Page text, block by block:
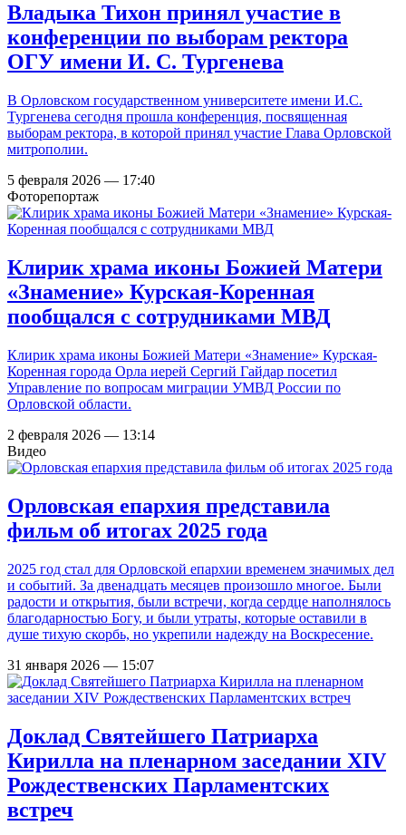
Владыка Тихон принял участие в
конференции по выборам ректора
ОГУ имени И. С. Тургенева
В Орловском государственном университете имени И.С.
Тургенева сегодня прошла конференция, посвященная
выборам ректора, в которой принял участие Глава Орловской
митрополии.
5 февраля 2026 — 17:40
Фоторепортаж
Клирик храма иконы Божией Матери
«Знамение» Курская-Коренная
пообщался с сотрудниками МВД
Клирик храма иконы Божией Матери «Знамение» Курская-
Коренная города Орла иерей Сергий Гайдар посетил
Управление по вопросам миграции УМВД России по
Орловской области.
2 февраля 2026 — 13:14
Видео
Орловская епархия представила
фильм об итогах 2025 года
2025 год стал для Орловской епархии временем значимых дел
и событий. За двенадцать месяцев произошло многое. Были
радости и открытия, были встречи, когда сердце наполнялось
благодарностью Богу, и были утраты, которые оставили в
душе тихую скорбь, но укрепили надежду на Воскресение.
31 января 2026 — 15:07
Доклад Святейшего Патриарха
Кирилла на пленарном заседании XIV
Рождественских Парламентских
встреч